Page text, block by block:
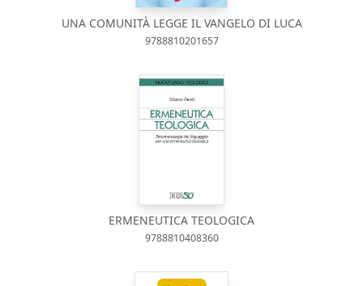
UNA COMUNITÀ LEGGE IL VANGELO DI LUCA
9788810201657
ERMENEUTICA TEOLOGICA
9788810408360